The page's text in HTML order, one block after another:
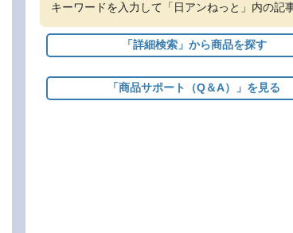
キーワードを入力して「日アンねっと」内の記